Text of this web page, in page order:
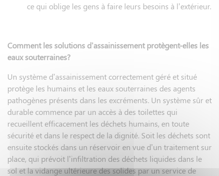
ce qui oblige les gens à faire leurs besoins à l’extérieur.
Comment les solutions d’assainissement protègent-elles les
eaux souterraines?
Un système d’assainissement correctement géré et situé
protège les humains et les eaux souterraines des agents
pathogènes présents dans les excréments. Un système sûr et
durable commence par un accès à des toilettes qui
recueillent efficacement les déchets humains, en toute
sécurité et dans le respect de la dignité. Soit les déchets sont
ensuite stockés dans un réservoir en vue d’un traitement sur
place, qui prévoit l’infiltration des déchets liquides dans le
sol et la vidange ultérieure des solides par un service de